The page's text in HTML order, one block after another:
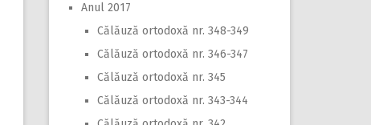
Anul 2017
Călăuză ortodoxă nr. 348-349
Călăuză ortodoxă nr. 346-347
Călăuză ortodoxă nr. 345
Călăuză ortodoxă nr. 343-344